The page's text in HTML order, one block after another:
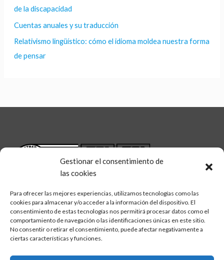
Gestionar el consentimiento de
las cookies
Para ofrecer las mejores experiencias, utilizamos tecnologías como las
cookies para almacenar y/o acceder a la información del dispositivo. El
consentimiento de estas tecnologías nos permitirá procesar datos como el
comportamiento de navegación o las identificaciones únicas en este sitio.
No consentir o retirar el consentimiento, puede afectar negativamente a
ciertas características y funciones.
de la discapacidad
Cuentas anuales y su traducción
Relativismo lingüístico: cómo el idioma moldea nuestra forma
de pensar
Síguenos en:
linkedintwitterfacebook